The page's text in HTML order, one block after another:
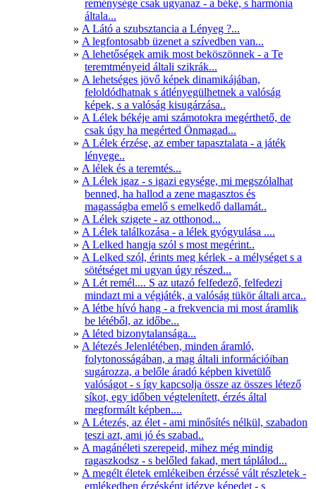
reménysége csak ugyanaz - a béke, s harmónia
általa...
A Látó a szubsztancia a Lényeg ?...
A legfontosabb üzenet a szívedben van...
A lehetőségek amik most beköszönnek - a Te
teremtményeid általi szikrák...
A lehetséges jövő képek dinamikájában,
feloldódhatnak s átlényegülhetnek a valóság
képek, s a valóság kisugárzása..
A Lélek békéje ami számotokra megérthető, de
csak úgy ha megérted Önmagad...
A Lélek érzése, az ember tapasztalata - a játék
lényege..
A lélek és a teremtés...
A Lélek igaz - s igazi egysége, mi megszólalhat
benned, ha hallod a zene magasztos és
magasságba emelő s emelkedő dallamát..
A Lélek szigete - az otthonod...
A Lélek találkozása - a lélek gyógyulása ....
A Lelked hangja szól s most megérint..
A Lelked szól, érints meg kérlek - a mélységet s a
sötétséget mi ugyan úgy részed...
A Lét remél.... S az utazó felfedező, felfedezi
mindazt mi a végjáték, a valóság tükör általi arca..
A létbe hívó hang - a frekvencia mi most áramlik
be létéből, az időbe...
A léted bizonytalansága...
A létezés Jelenlétében, minden áramló,
folytonosságában, a mag általi információiban
sugározza, a belőle áradó képben kivetülő
valóságot - s így kapcsolja össze az összes létező
síkot, egy időben végtelenített, érzés által
megformált képben....
A Létezés, az élet - ami minősítés nélkül, szabadon
teszi azt, ami jó és szabad..
A magánéleti szerepeid, mihez még mindig
ragaszkodsz - s belőled fakad, mert táplálod...
A megélt életek emlékeiben érzéssé vált részletek -
emlékedben érzésként idézve képedet - s